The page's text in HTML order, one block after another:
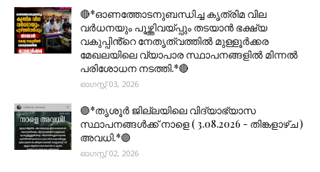
🔴*ഓണത്തോടനുബന്ധിച്ച കൃത്രിമ വില
വർധനയും പൂഴ്ത്തിവയ്പ്പും തടയാൻ ഭക്ഷ്യ
വകുപ്പിൻ്റെ നേതൃത്വത്തിൽ മുള്ളൂർക്കര
മേഖലയിലെ വ്യാപാര സ്ഥാപനങ്ങളിൽ മിന്നൽ
പരിശോധന നടത്തി.*🔴
ഓഗസ്റ്റ് 03, 2026
🟣*തൃശൂര്‍ ജില്ലയിലെ വിദ്യാഭ്യാസ
സ്ഥാപനങ്ങൾക്ക് നാളെ ( 3.08.2026 - തിങ്കളാഴ്ച )
അവധി.*🟣
ഓഗസ്റ്റ് 02, 2026